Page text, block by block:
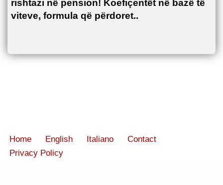
rishtazi në pension! Koefiçentët në bazë të
viteve, formula që përdoret..
Home English Italiano
Contact
Privacy Policy